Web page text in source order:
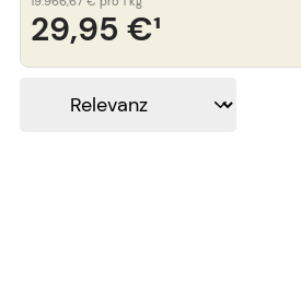
29,95 €¹